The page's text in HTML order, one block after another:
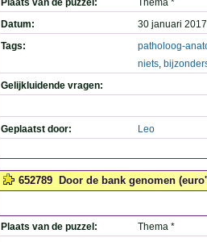
Plaats van de puzzel:
Thema *
Datum:
30 januari
Tags:
patholoog-
niets,
Gelijkluidende vragen:
Geplaatst door: Leo
652789 Door de bank genomen
Plaats van de puzzel:
Thema *